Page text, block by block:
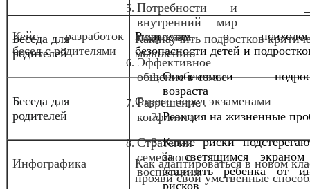
Кейс разработок
бесед с родителями
Родителям о
безопасности детей и
Особенности
возраста
Реакция на жизненные
Какие риски
за светящимся
защитить ребенка от
рисков
Потребности и
внутренний мир
подростка.
Эффективное
общение в семье
Разрешение
конфликта.
Стратегии
семейного
воспитания.
Беседа для
родителей
Как научить подростков
мышлению
Беседа для
родителей
Стресс перед экзаменами
Инфографика
Как адаптироваться в новом
прояви свои умственные